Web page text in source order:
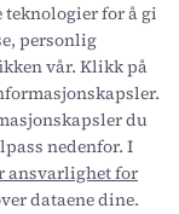
for å gi
personlig
vår. Klikk på
du
nedenfor. I
ansvarlighet for
dataene dine.